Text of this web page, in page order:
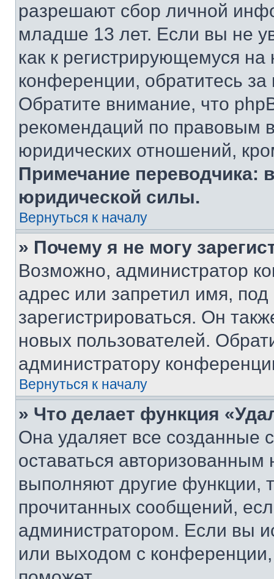
разрешают сбор личной
младше 13 лет. Если вы не
как к регистрирующемуся
конференции, обратитесь
Обратите внимание, что
рекомендаций по правовым
юридических отношений,
Примечание переводчика:
юридической силы.
Вернуться к началу
» Почему я не могу
Возможно, администратор
адрес или запретил имя,
зарегистрироваться. Он
новых пользователей.
администратору
Вернуться к началу
» Что делает функция
Она удаляет все созданные
оставаться
выполняют другие функции,
прочитанных сообщений,
администратором. Если вы
или выходом с